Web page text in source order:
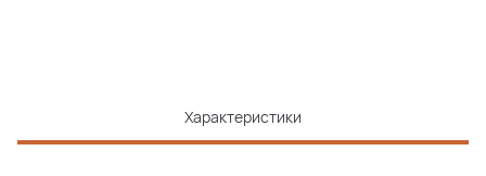
Характеристики